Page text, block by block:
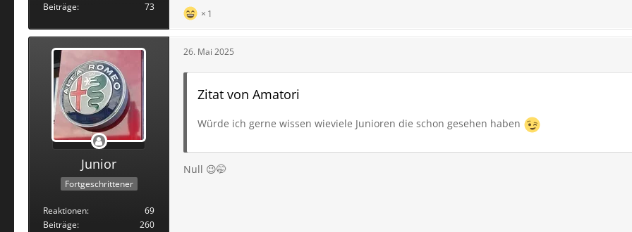
Beiträge
73
1
Junior
Fortgeschrittener
Reaktionen
69
Beiträge
260
26. Mai 2025
Zitat von Amatori
Würde ich gerne wissen wieviele Junioren die schon gesehen haben
Null 😉🤭